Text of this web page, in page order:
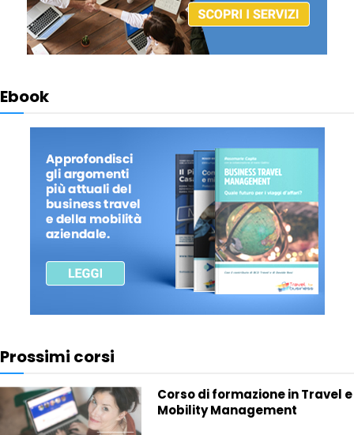
Ebook
Prossimi corsi
Corso di formazione in Travel e
Mobility Management